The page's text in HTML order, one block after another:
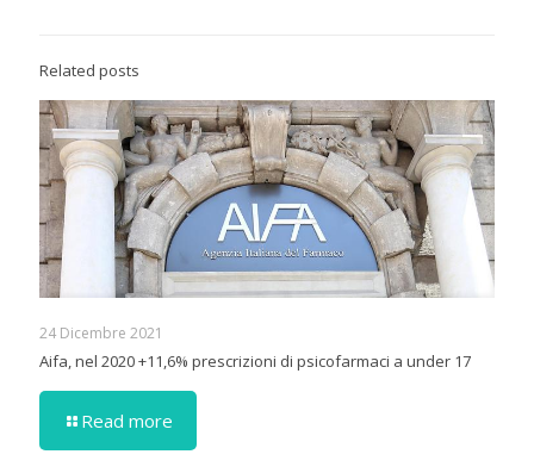
Related posts
24 Dicembre 2021
Aifa, nel 2020 +11,6% prescrizioni di psicofarmaci a under 17
Read more